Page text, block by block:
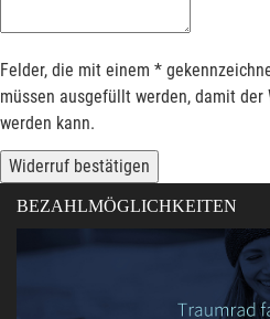
Felder, die mit einem *
müssen ausgefüllt werden, damit
werden kann.
Widerruf bestätigen
BEZAHLMÖGLICHKEITEN